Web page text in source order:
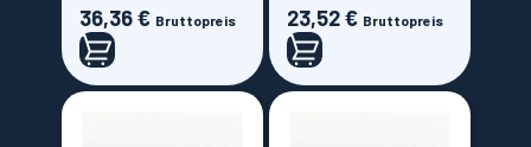
Preis
36,36 € Bruttopreis Preis
23,52 € Bruttopreis